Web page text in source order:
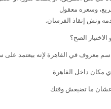
وسعره معقول
ونش إنقاذ الفرسان.
الصح؟
معروف في القاهرة لإنه بيعتمد على
مكان داخل القاهرة
عشان ما تضيعش وقتك